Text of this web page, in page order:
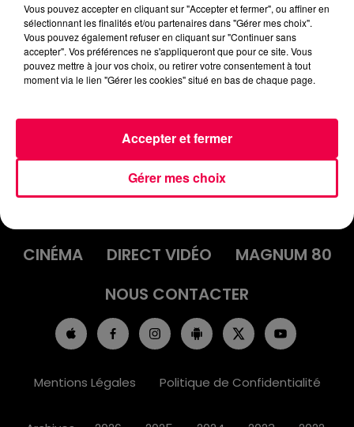
INFOS
EMISSIONS
CINÉMA
DIRECT VIDÉO
MAGNUM 80
NOUS CONTACTER
Mentions Légales Politique de Confidentialité
Vous pouvez accepter en cliquant sur "Accepter et fermer", ou affiner en
sélectionnant les finalités et/ou partenaires dans "Gérer mes choix".
Vous pouvez également refuser en cliquant sur "Continuer sans
accepter". Vos préférences ne s'appliqueront que pour ce site. Vous
pouvez mettre à jour vos choix, ou retirer votre consentement à tout
moment via le lien "Gérer les cookies" situé en bas de chaque page.
Gérer mes choix
Accepter et fermer